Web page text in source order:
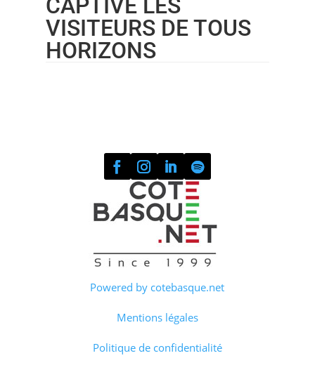
CAPTIVE LES
VISITEURS DE TOUS
HORIZONS
Powered by cotebasque.net
Mentions légales
Politique de confidentialité